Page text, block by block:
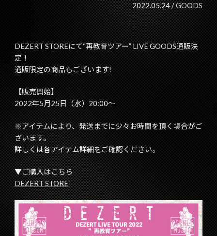
2022.05.24 /GOODS
DEZERT STOREにて“再教育ツアー” LIVE GOODS通販決
定！
通販限定の商品もございます!
【販売開始】
2022年5月25日（水）20:00～
※アイテムにより、発送までに少々お時間を頂く場合がご
ざいます。
詳しくは各アイテム詳細をご確認ください。
▼ご購入はこちら
DEZERT STORE